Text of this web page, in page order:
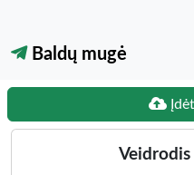
Baldų mugė